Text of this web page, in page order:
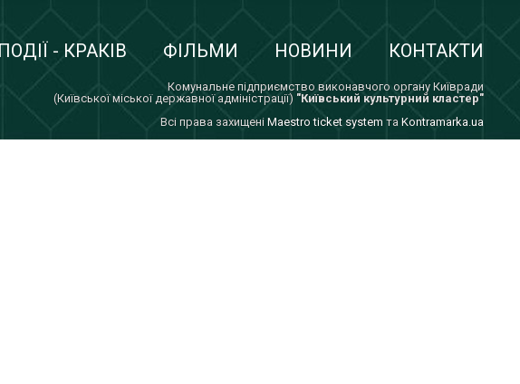
ПОДІЇ - КРАКІВ ФІЛЬМИ НОВИНИ КОНТАКТИ
Комунальне підприємство виконавчого органу Київради
(Київської міської державної адміністрації) "Київський культурний кластер"
Всi права захищенi Maestro ticket system та Kontramarka.ua